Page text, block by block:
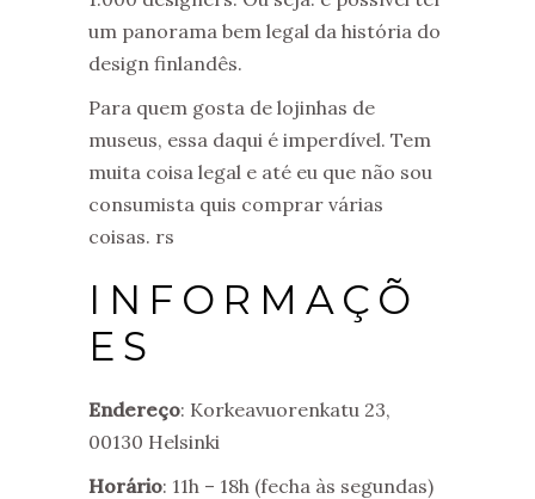
um panorama bem legal da história do
design finlandês.
Para quem gosta de lojinhas de
museus, essa daqui é imperdível. Tem
muita coisa legal e até eu que não sou
consumista quis comprar várias
coisas. rs
INFORMAÇÕ
ES
Endereço: Korkeavuorenkatu 23,
00130 Helsinki
Horário: 11h – 18h (fecha às segundas)